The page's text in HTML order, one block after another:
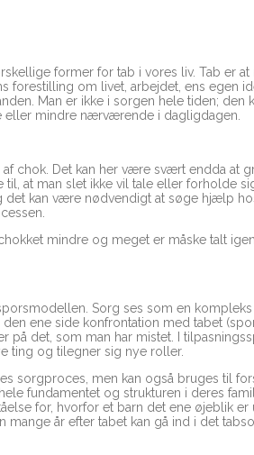
former for tab i vores liv. Tab er
forestilling om livet, arbejdet, ens egen
Man er ikke i sorgen hele tiden;
eller mindre nærværende i dagligdagen.
af chok. Det kan her være svært endda
at man slet ikke vil tale eller forholde
kan være nødvendigt at søge hjælp
mindre og meget er måske talt
Sorg ses som en
ene side konfrontation med tabet
på det, som man har mistet. I
ting og tilegner sig nye roller.
sorgproces, men kan også bruges til
fundamentet og strukturen i deres
for, hvorfor et barn det ene øjeblik
mange år efter tabet kan gå ind i det